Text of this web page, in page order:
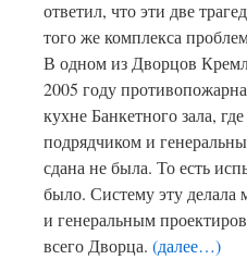
ответил, что эти две
того же комплекса
В одном из Дворцов
2005 году
кухне Банкетного зала,
подрядчиком и
сдана не была. То есть
было. Систему эту
и генеральным
всего Дворца. (далее…)